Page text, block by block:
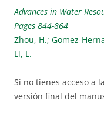
Advances in Water
Pages 844-864
Zhou, H.; Gomez-
Li, L.
Si no tienes acceso a
versión final del